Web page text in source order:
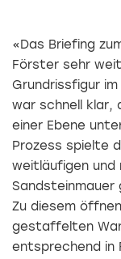
«Das Briefing
Förster sehr
Grundrissfigur
war schnell klar,
einer Ebene
Prozess spielte
weitläufigen und
Sandsteinmauer
Zu diesem
gestaffelten
entsprechend in